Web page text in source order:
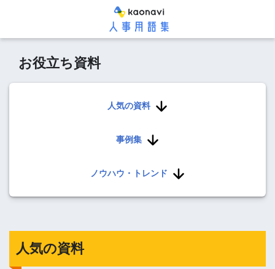
お役立ち資料
人気の資料
事例集
ノウハウ・トレンド
人気の資料